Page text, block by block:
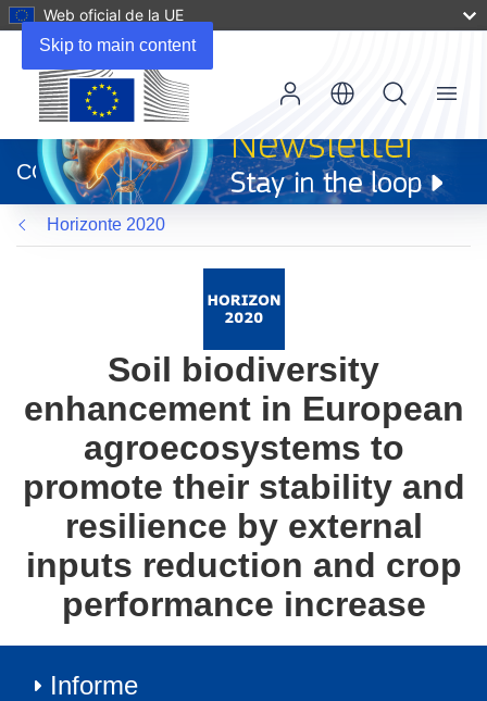
Skip to main content
Web oficial de la UE
abrirá
en
una
nueva
ventana)
CORDIS
Menu
Horizonte 2020
Soil biodiversity
enhancement in European
agroecosystems to
promote their stability and
resilience by external
inputs reduction and crop
performance increase
Informe